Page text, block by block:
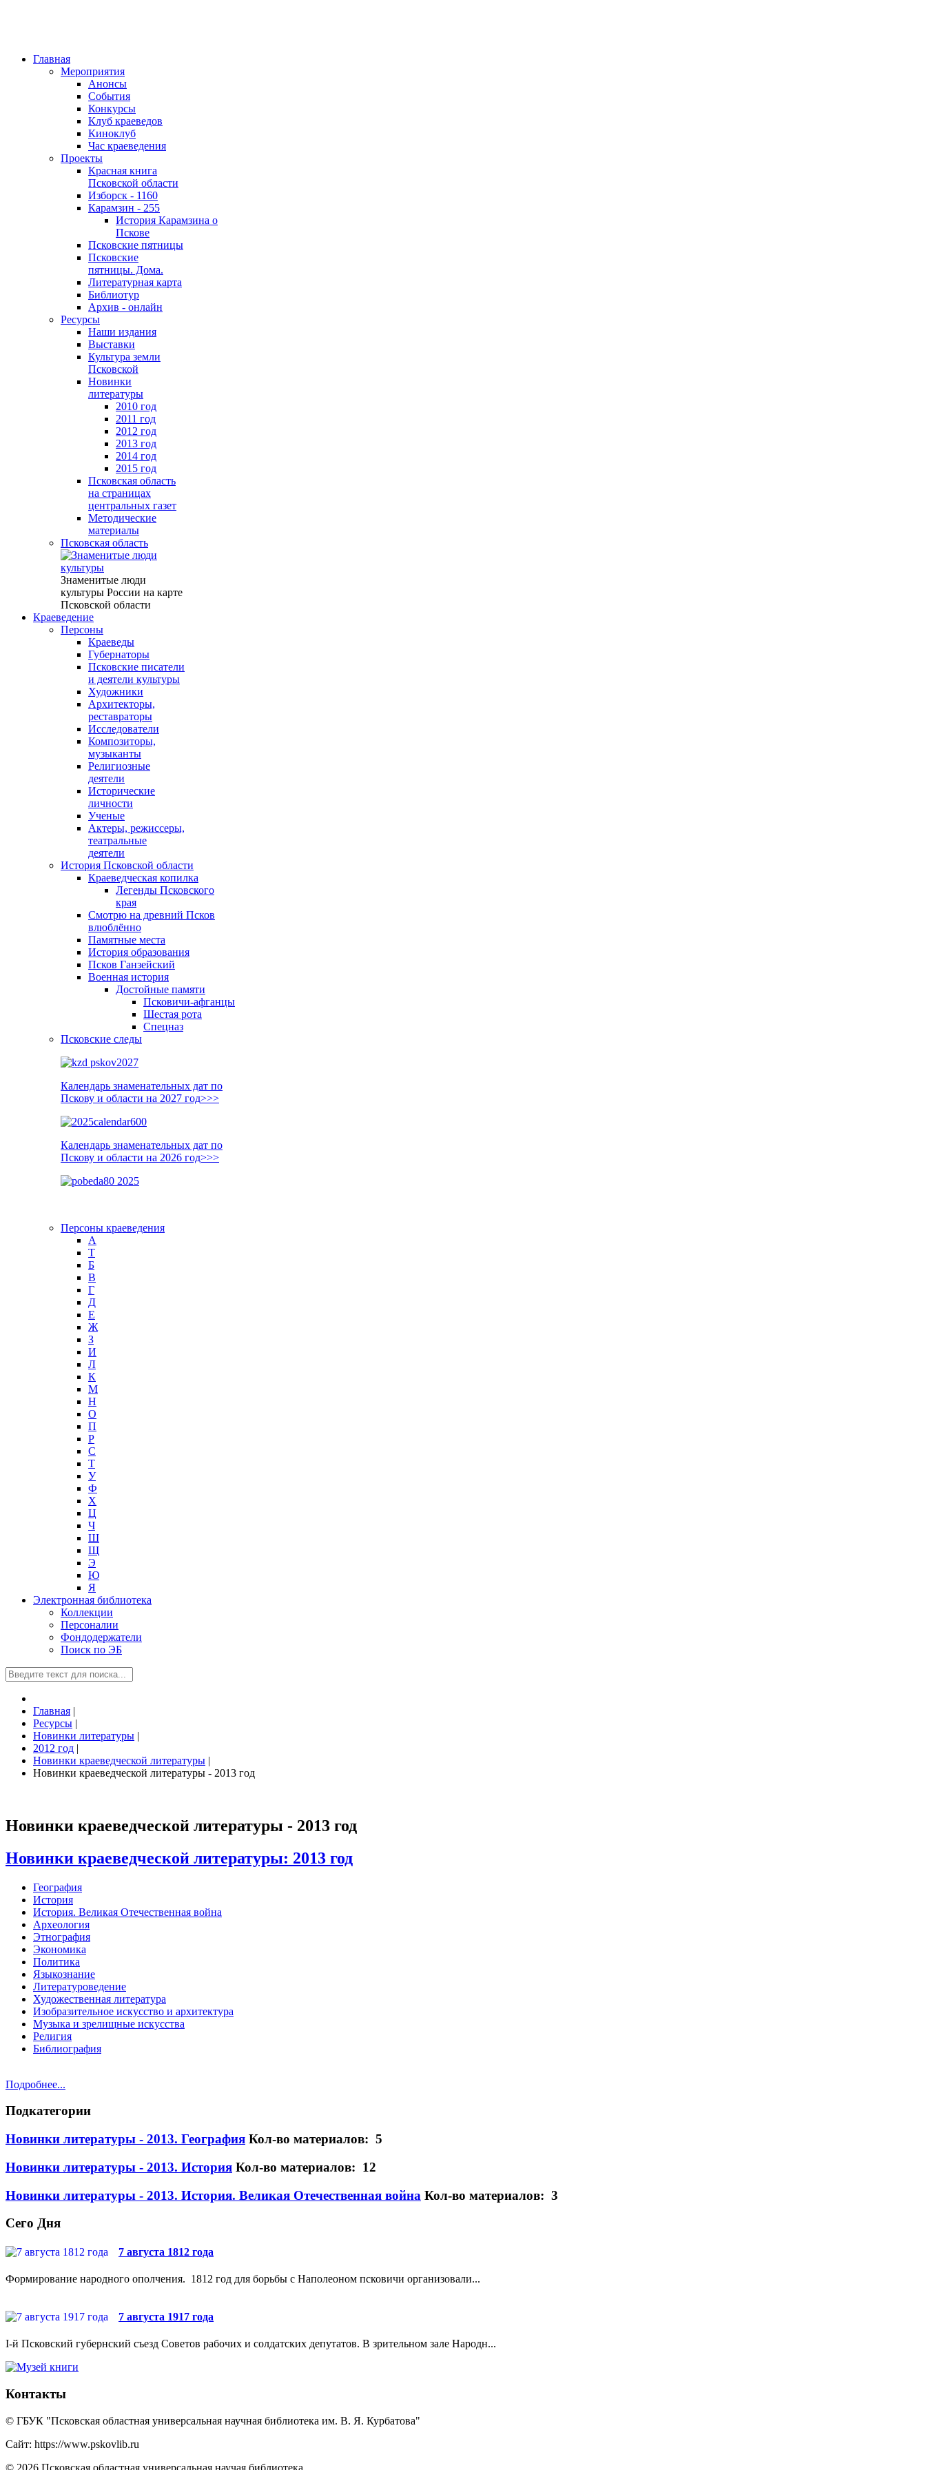
Главная
Мероприятия
Анонсы
События
Конкурсы
Клуб краеведов
Киноклуб
Час краеведения
Проекты
Красная книга
Псковской области
Изборск - 1160
Карамзин - 255
История Карамзина о
Пскове
Псковские пятницы
Псковские
пятницы. Дома.
Литературная карта
Библиотур
Архив - онлайн
Ресурсы
Наши издания
Выставки
Культура земли
Псковской
Новинки
литературы
2010 год
2011 год
2012 год
2013 год
2014 год
2015 год
Псковская область
на страницах
центральных газет
Методические
материалы
Псковская область
Знаменитые люди
культуры России на карте
Псковской области
Краеведение
Персоны
Краеведы
Губернаторы
Псковские писатели
и деятели культуры
Художники
Архитекторы,
реставраторы
Исследователи
Композиторы,
музыканты
Религиозные
деятели
Исторические
личности
Ученые
Актеры, режиссеры,
театральные
деятели
История Псковской области
Краеведческая копилка
Легенды Псковского
края
Смотрю на древний Псков
влюблённо
Памятные места
История образования
Псков Ганзейский
Военная история
Достойные памяти
Псковичи-афганцы
Шестая рота
Спецназ
Псковские следы
Календарь знаменательных дат по
Пскову и области на 2027 год>>>
Календарь знаменательных дат по
Пскову и области на 2026 год>>>
Персоны краеведения
А
T
Б
В
Г
Д
Е
Ж
З
И
Л
К
М
Н
О
П
Р
С
Т
У
Ф
Х
Ц
Ч
Ш
Щ
Э
Ю
Я
Электронная библиотека
Коллекции
Персоналии
Фондодержатели
Поиск по ЭБ
Главная |
Ресурсы |
Новинки литературы |
2012 год |
Новинки краеведческой литературы |
Новинки краеведческой литературы - 2013 год
Новинки краеведческой литературы - 2013 год
Новинки краеведческой литературы: 2013 год
География
История
История. Великая Отечественная война
Археология
Этнография
Экономика
Политика
Языкознание
Литературоведение
Художественная литература
Изобразительное искусство и архитектура
Музыка и зрелищные искусства
Религия
Библиография
Подробнее...
Подкатегории
Новинки литературы - 2013. География Кол-во материалов: 5
Новинки литературы - 2013. История Кол-во материалов: 12
Новинки литературы - 2013. История. Великая Отечественная война Кол-во материалов: 3
Сего Дня
7 августа 1812 года
Формирование народного ополчения. 1812 год для борьбы с Наполеоном псковичи организовали...
7 августа 1917 года
I-й Псковский губернский съезд Советов рабочих и солдатских депутатов. В зрительном зале Народн...
Контакты
© ГБУК "Псковская областная универсальная научная библиотека им. В. Я. Курбатова"
Сайт: https://www.pskovlib.ru
© 2026 Псковская областная универсальная научая библиотека